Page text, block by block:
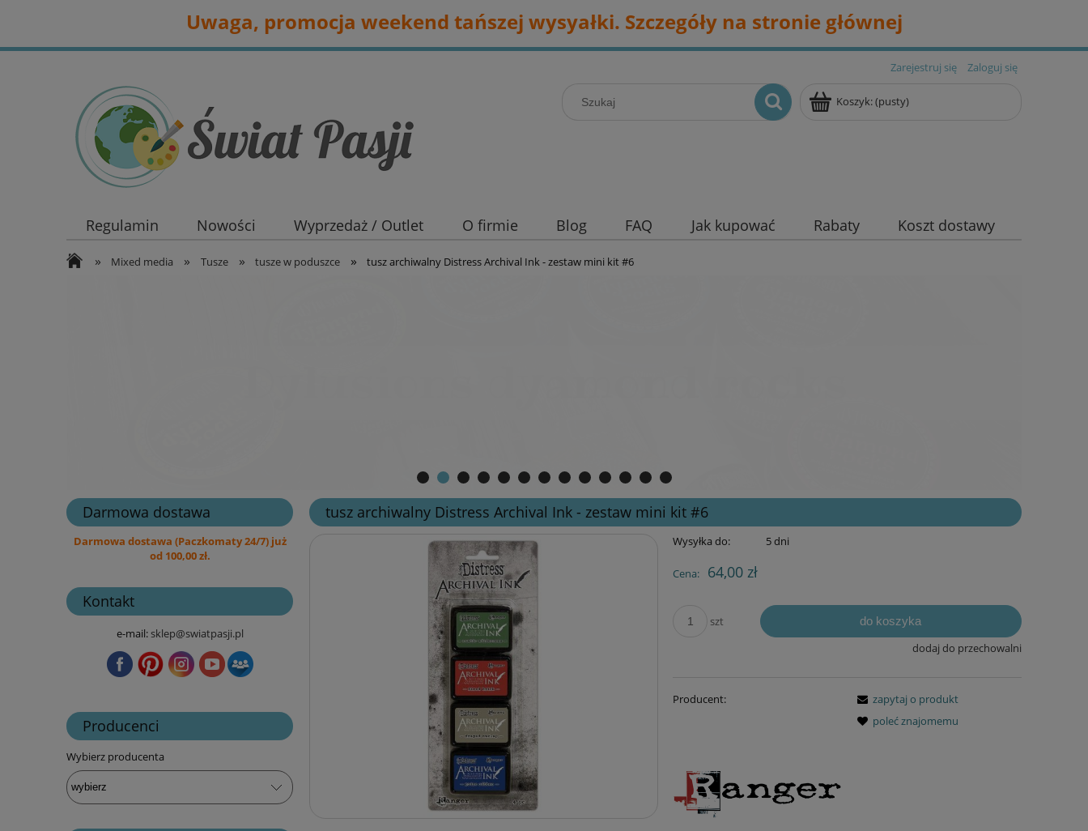
Uwaga, promocja weekend tańszej wysyałki. Szczegóły na stronie głównej
Zarejestruj się Zaloguj się
Koszyk:(pusty)
Regulamin Nowości Wyprzedaż / Outlet O firmie Blog FAQ Jak kupować Rabaty Koszt dostawy
» Mixed media » Tusze » tusze w poduszce » tusz archiwalny Distress Archival Ink - zestaw mini kit #6
Darmowa dostawa
Darmowa dostawa (Paczkomaty 24/7) już
od 100,00 zł.
Kontakt
e-mail:sklep@swiatpasji.pl
Producenci
Wybierz producenta
tusz archiwalny Distress Archival Ink - zestaw mini kit #6
Wysyłka do: 5 dni
Cena: 64,00 zł
szt do koszyka
dodaj do przechowalni
Producent:
zapytaj o produkt
poleć znajomemu